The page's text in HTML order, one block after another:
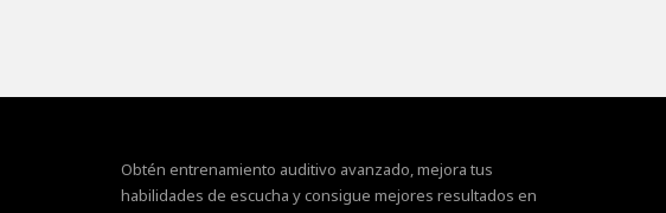
Obtén entrenamiento auditivo avanzado, mejora tus
habilidades de escucha y consigue mejores resultados en